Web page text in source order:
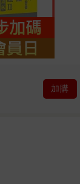
加購